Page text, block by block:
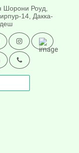
Шорони Роуд,
14, Дакка-